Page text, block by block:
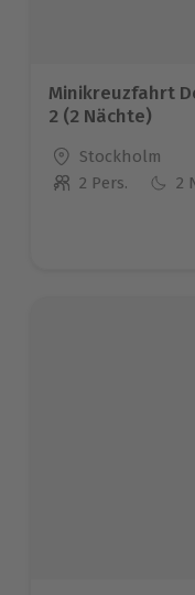
Minikreuzfahrt
2 (2 Nächte)
Standort
Stockholm
Anzahl der
2 Pers. 2